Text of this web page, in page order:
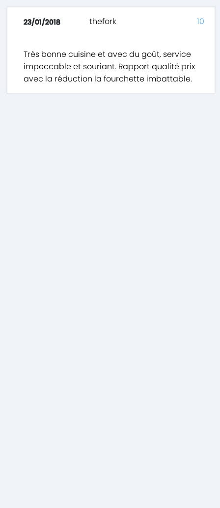
23/01/2018 thefork
Très bonne cuisine et avec du goût, service
impeccable et souriant. Rapport qualité prix
avec la réduction la fourchette imbattable.
10